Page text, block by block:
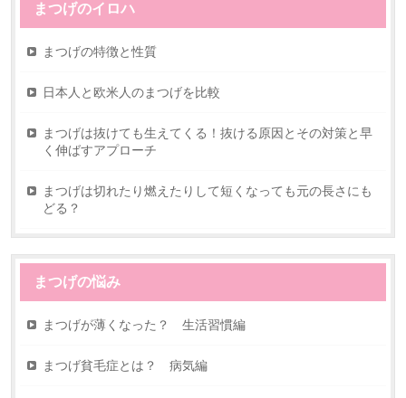
まつげのイロハ
まつげの特徴と性質
日本人と欧米人のまつげを比較
まつげは抜けても生えてくる！抜ける原因とその対策と早
く伸ばすアプローチ
まつげは切れたり燃えたりして短くなっても元の長さにも
どる？
まつげの悩み
まつげが薄くなった？ 生活習慣編
まつげ貧毛症とは？ 病気編